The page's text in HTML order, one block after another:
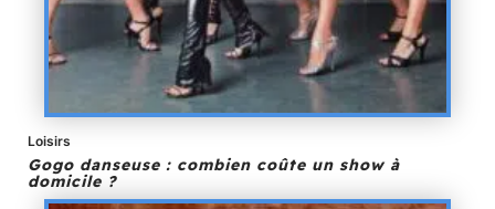
Loisirs
Gogo danseuse : combien coûte un show à
domicile ?